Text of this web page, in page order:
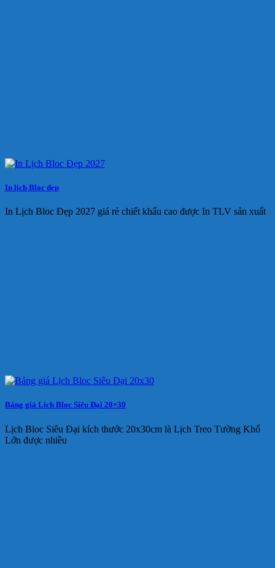
In lịch Bloc đẹp
In Lịch Bloc Đẹp 2027 giá rẻ chiết khấu cao được In TLV sản xuất
Bảng giá Lịch Bloc Siêu Đại 20×30
Lịch Bloc Siêu Đại kích thước 20x30cm là Lịch Treo Tường Khổ
Lớn được nhiều